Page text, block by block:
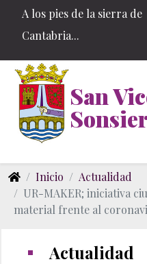
A los pies de la sierra de
Cantabria...
San
Inicio
Actualidad
UR-MAKER; iniciativa
material frente al
Actualidad